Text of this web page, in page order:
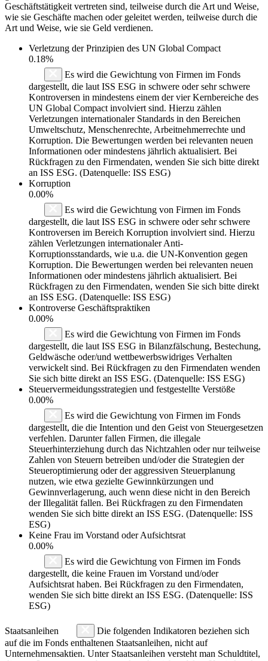
Geschäftstätigkeit vertreten sind, teilweise durch die Art und Weise,
wie sie Geschäfte machen oder geleitet werden, teilweise durch die
Art und Weise, wie sie Geld verdienen.
Verletzung der Prinzipien des UN Global Compact
0.18%
Es wird die Gewichtung von Firmen im Fonds
dargestellt, die laut ISS ESG in schwere oder sehr schwere
Kontroversen in mindestens einem der vier Kernbereiche des
UN Global Compact involviert sind. Hierzu zählen
Verletzungen internationaler Standards in den Bereichen
Umweltschutz, Menschenrechte, Arbeitnehmerrechte und
Korruption. Die Bewertungen werden bei relevanten neuen
Informationen oder mindestens jährlich aktualisiert. Bei
Rückfragen zu den Firmendaten, wenden Sie sich bitte direkt
an ISS ESG. (Datenquelle: ISS ESG)
Korruption
0.00%
Es wird die Gewichtung von Firmen im Fonds
dargestellt, die laut ISS ESG in schwere oder sehr schwere
Kontroversen im Bereich Korruption involviert sind. Hierzu
zählen Verletzungen internationaler Anti-
Korruptionsstandards, wie u.a. die UN-Konvention gegen
Korruption. Die Bewertungen werden bei relevanten neuen
Informationen oder mindestens jährlich aktualisiert. Bei
Rückfragen zu den Firmendaten, wenden Sie sich bitte direkt
an ISS ESG. (Datenquelle: ISS ESG)
Kontroverse Geschäftspraktiken
0.00%
Es wird die Gewichtung von Firmen im Fonds
dargestellt, die laut ISS ESG in Bilanzfälschung, Bestechung,
Geldwäsche oder/und wettbewerbswidriges Verhalten
verwickelt sind. Bei Rückfragen zu den Firmendaten wenden
Sie sich bitte direkt an ISS ESG. (Datenquelle: ISS ESG)
Steuervermeidungsstrategien und festgestellte Verstöße
0.00%
Es wird die Gewichtung von Firmen im Fonds
dargestellt, die die Intention und den Geist von Steuergesetzen
verfehlen. Darunter fallen Firmen, die illegale
Steuerhinterziehung durch das Nichtzahlen oder nur teilweise
Zahlen von Steuern betreiben und/oder die Strategien der
Steueroptimierung oder der aggressiven Steuerplanung
nutzen, wie etwa gezielte Gewinnkürzungen und
Gewinnverlagerung, auch wenn diese nicht in den Bereich
der Illegalität fallen. Bei Rückfragen zu den Firmendaten
wenden Sie sich bitte direkt an ISS ESG. (Datenquelle: ISS
ESG)
Keine Frau im Vorstand oder Aufsichtsrat
0.00%
Es wird die Gewichtung von Firmen im Fonds
dargestellt, die keine Frauen im Vorstand und/oder
Aufsichtsrat haben. Bei Rückfragen zu den Firmendaten,
wenden Sie sich bitte direkt an ISS ESG. (Datenquelle: ISS
ESG)
Staatsanleihen
Die folgenden Indikatoren beziehen sich
auf die im Fonds enthaltenen Staatsanleihen, nicht auf
Unternehmensaktien. Unter Staatsanleihen versteht man Schuldtitel,